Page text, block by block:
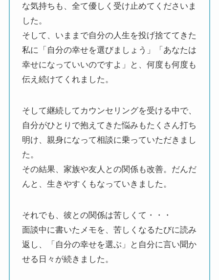
な気持ちも、全て優しく受け止めてくださいま
した。
そして、いままで自分の人生を投げ捨ててきた
私に「自分の幸せを選びましょう」「あなたは
幸せになっていいのですよ」と、何度も何度も
伝え続けてくれました。
そして継続してカウンセリングを受ける中で、
自分がひとりで抱えてきた悩みもたくさん打ち
明け、親身になって相談に乗っていただきまし
た。
その結果、家族や友人との関係も改善。だんだ
んと、生きやすくもなっていきました。
それでも、彼との関係は苦しくて・・・
面談中に書いたメモを、苦しくなるたびに読み
返し、「自分の幸せを選ぶ」と自分に言い聞か
せる日々が続きました。